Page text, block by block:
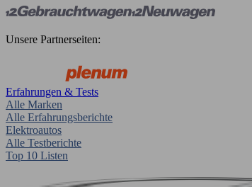
Unsere Partnerseiten:
Erfahrungen & Tests
Alle Marken
Alle Erfahrungsberichte
Elektroautos
Alle Testberichte
Top 10 Listen